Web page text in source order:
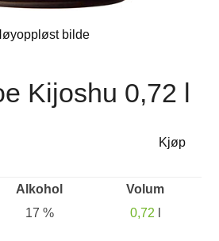
bilde
Kijoshu 0,72 l
Kjøp
Alkohol
17 %
Volum
0,72